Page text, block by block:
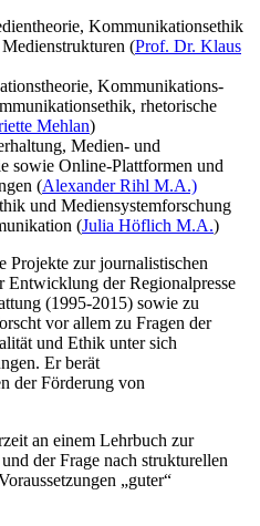
Kommunikationsethik
(Prof. Dr. Klaus
Kommunikations-
rhetorische
Mehlan)
Medien- und
sowie Online-Plattformen und
(Alexander Rihl M.A.)
und Mediensystemforschung
(Julia Höflich M.A.)
Projekte zur journalistischen
der Regionalpresse
(1995-2015) sowie zu
vor allem zu Fragen der
und Ethik unter sich
Er berät
der Förderung von
an einem Lehrbuch zur
der Frage nach strukturellen
„guter“